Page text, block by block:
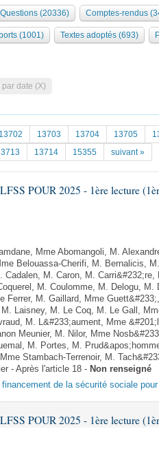
lois
lois
Présidents Bureau Collège des
l'Assemblée ... )
Bourbon
Questions (20336) Comptes-rendus
(1001) Textes adoptés (693)
par date (X)
13702 13703 13704 13705
13714 15355 suivant »
POUR 2025 - 1ère lecture
Mme Abomangoli, M.
Belouassa-Cherifi, M. Bernalicis,
Cadalen, M. Caron, M.
M. Coulomme, M. Delogu, M.
Ferrer, M. Gaillard, Mme
Laisney, M. Le Coq, M. Le Gall,
M. L&#233;aument, Mme
Meunier, M. Nilor, Mme
M. Portes, M.
Stambach-Terrenoir, M.
- Après l'article 18 - Non renseigné
de la sécurité sociale pour
POUR 2025 - 1ère lecture